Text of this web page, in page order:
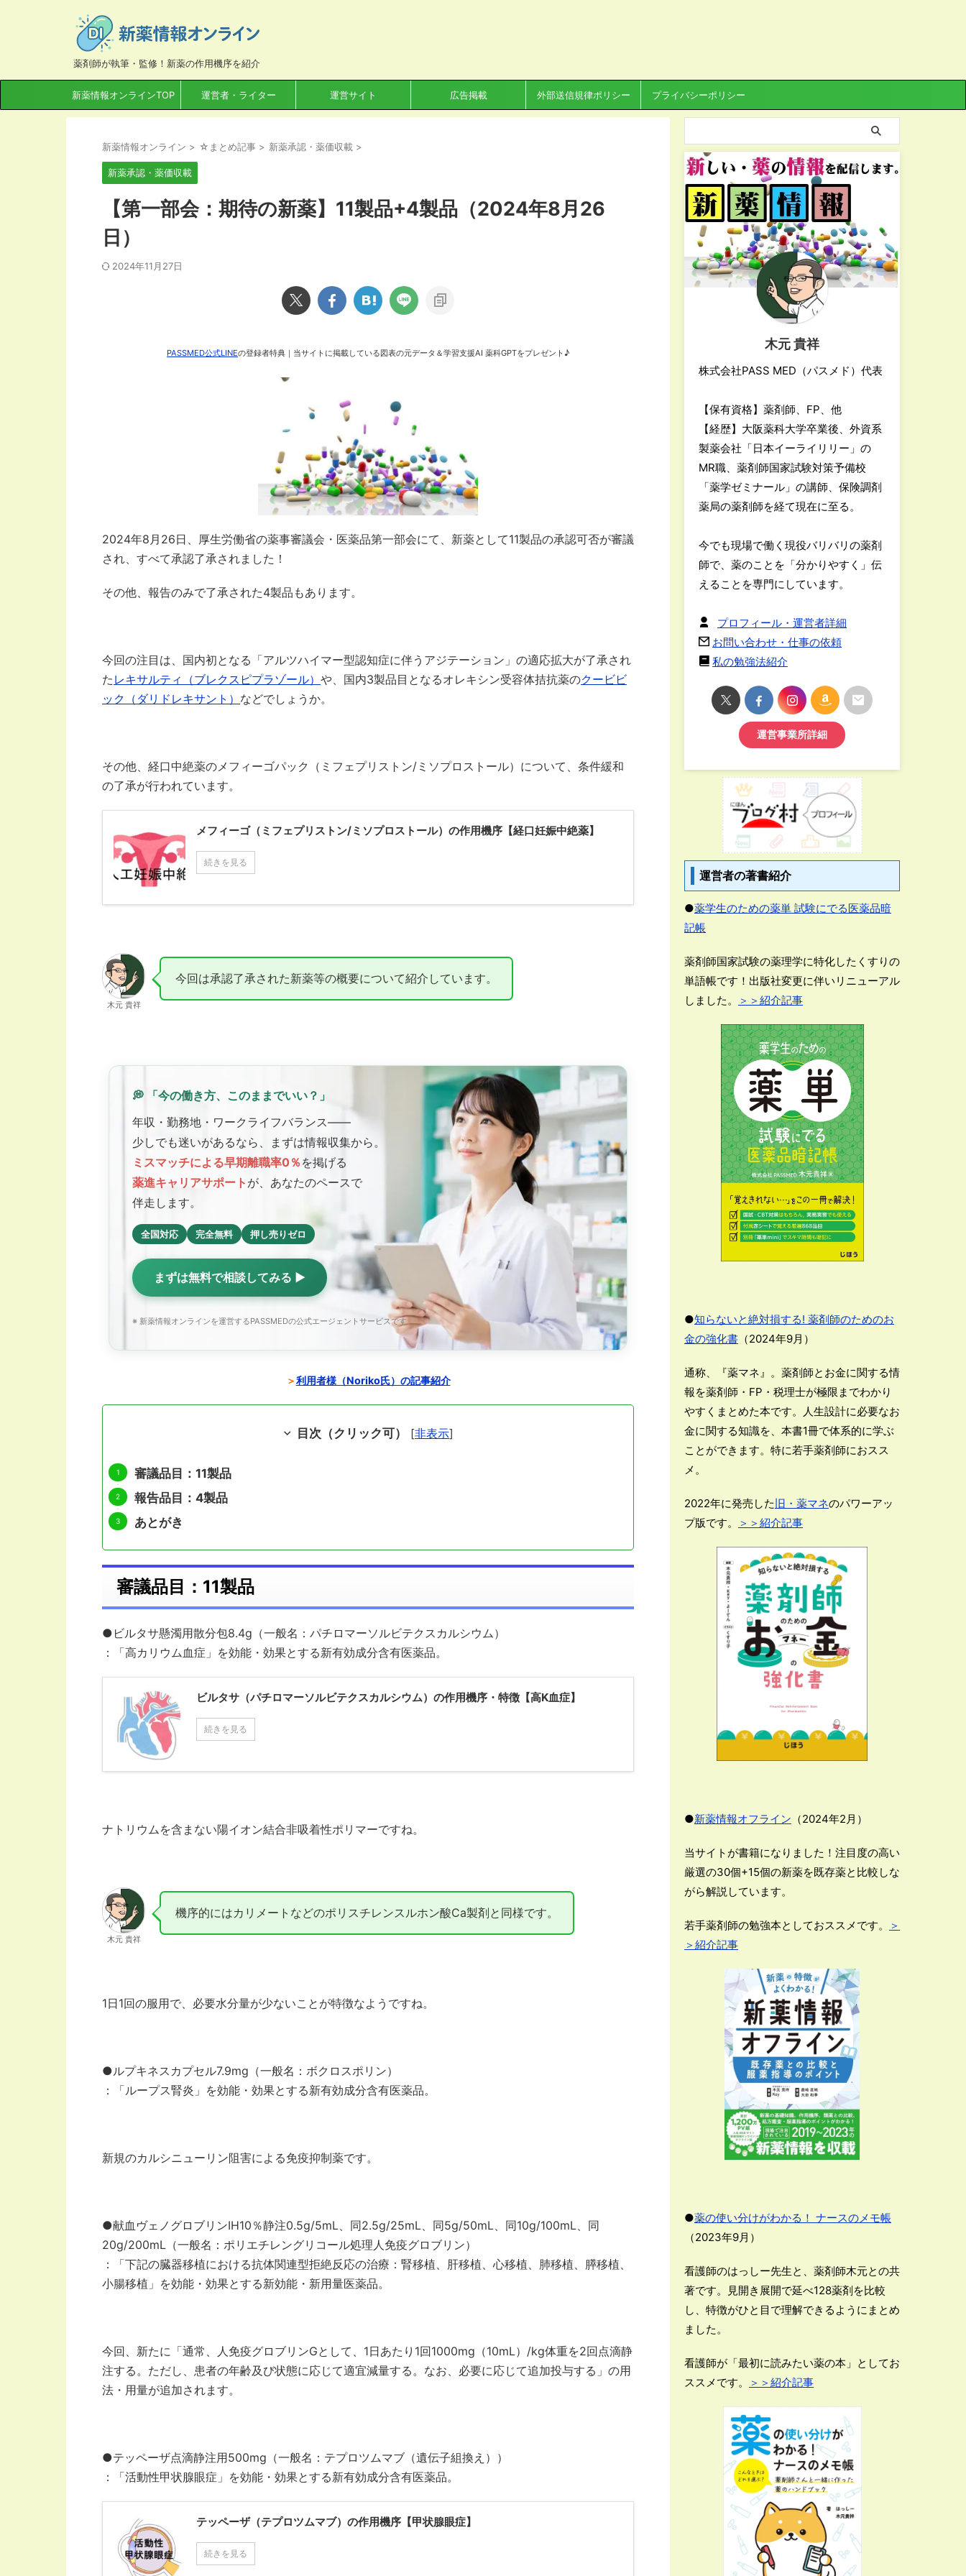
薬剤師が執筆・監修！新薬の作用機序を紹介
新薬情報オンラインTOP 運営者・ライター 運営サイト 広告掲載 外部送信規律ポリシー プライバシーポリシー
新薬情報オンライン > ☆まとめ記事 > 新薬承認・薬価収載 >
新薬承認・薬価収載
【第一部会：期待の新薬】11製品+4製品（2024年8月26
日）
2024年11月27日
PASSMED公式LINEの登録者特典｜当サイトに掲載している図表の元データ＆学習支援AI 薬科GPTをプレゼント♪
2024年8月26日、厚生労働省の薬事審議会・医薬品第一部会にて、新薬として11製品の承認可否が審議
され、すべて承認了承されました！
その他、報告のみで了承された4製品もあります。
今回の注目は、国内初となる「アルツハイマー型認知症に伴うアジテーション」の適応拡大が了承され
た レキサルティ（ブレクスピプラゾール） や、国内3製品目となるオレキシン受容体拮抗薬のクービビ
ック（ダリドレキサント） などでしょうか。
その他、経口中絶薬のメフィーゴパック（ミフェプリストン/ミソプロストール）について、条件緩和
の了承が行われています。
メフィーゴ（ミフェプリストン/ミソプロストール）の作用機序【経口妊娠中絶薬】
続きを見る
木元 貴祥
今回は承認了承された新薬等の概要について紹介しています。
💭 「今の働き方、このままでいい？」
年収・勤務地・ワークライフバランス——
少しでも迷いがあるなら、まずは情報収集から。
ミスマッチによる早期離職率0％ を掲げる
薬進キャリアサポート が、あなたのペースで
伴走します。
全国対応 完全無料 押し売りゼロ
まずは無料で相談してみる ▶
※ 新薬情報オンラインを運営するPASSMEDの公式エージェントサービスです
＞利用者様（Noriko氏）の記事紹介
目次（クリック可） [非表示]
審議品目：11製品
報告品目：4製品
あとがき
審議品目：11製品
●ビルタサ懸濁用散分包8.4g（一般名：パチロマーソルビテクスカルシウム）
：「高カリウム血症」を効能・効果とする新有効成分含有医薬品。
ビルタサ（パチロマーソルビテクスカルシウム）の作用機序・特徴【高K血症】
続きを見る
ナトリウムを含まない陽イオン結合非吸着性ポリマーですね。
木元 貴祥
機序的にはカリメートなどのポリスチレンスルホン酸Ca製剤と同様です。
1日1回の服用で、必要水分量が少ないことが特徴なようですね。
●ルプキネスカプセル7.9mg（一般名：ボクロスポリン）
：「ループス腎炎」を効能・効果とする新有効成分含有医薬品。
新規のカルシニューリン阻害による免疫抑制薬です。
●献血ヴェノグロブリンIH10％静注0.5g/5mL、同2.5g/25mL、同5g/50mL、同10g/100mL、同
20g/200mL（一般名：ポリエチレングリコール処理人免疫グロブリン）
：「下記の臓器移植における抗体関連型拒絶反応の治療：腎移植、肝移植、心移植、肺移植、膵移植、
小腸移植」を効能・効果とする新効能・新用量医薬品。
今回、新たに「通常、人免疫グロブリンGとして、1日あたり1回1000mg（10mL）/kg体重を2回点滴静
注する。ただし、患者の年齢及び状態に応じて適宜減量する。なお、必要に応じて追加投与する」の用
法・用量が追加されます。
●テッペーザ点滴静注用500mg（一般名：テプロツムマブ（遺伝子組換え））
：「活動性甲状腺眼症」を効能・効果とする新有効成分含有医薬品。
テッペーザ（テプロツムマブ）の作用機序【甲状腺眼症】
続きを見る
木元 貴祥
株式会社PASS MED（パスメド）代表
【保有資格】薬剤師、FP、他
【経歴】大阪薬科大学卒業後、外資系
製薬会社「日本イーライリリー」の
MR職、薬剤師国家試験対策予備校
「薬学ゼミナール」の講師、保険調剤
薬局の薬剤師を経て現在に至る。
今でも現場で働く現役バリバリの薬剤
師で、薬のことを「分かりやすく」伝
えることを専門にしています。
プロフィール・運営者詳細
お問い合わせ・仕事の依頼
私の勉強法紹介
運営事業所詳細
運営者の著書紹介
●薬学生のための薬単 試験にでる医薬品暗
記帳
薬剤師国家試験の薬理学に特化したくすりの
単語帳です！出版社変更に伴いリニューアル
しました。
＞＞紹介記事
●知らないと絶対損する! 薬剤師のためのお
金の強化書 （2024年9月）
通称、『薬マネ』。薬剤師とお金に関する情
報を薬剤師・FP・税理士が極限までわかり
やすくまとめた本です。人生設計に必要なお
金に関する知識を、本書1冊で体系的に学ぶ
ことができます。特に若手薬剤師におスス
メ。
2022年に発売した旧・薬マネのパワーアッ
プ版です。
＞＞紹介記事
●新薬情報オフライン （2024年2月）
当サイトが書籍になりました！注目度の高い
厳選の30個+15個の新薬を既存薬と比較しな
がら解説しています。
若手薬剤師の勉強本としておススメです。
＞
＞紹介記事
●薬の使い分けがわかる！ ナースのメモ帳
（2023年9月）
看護師のはっしー先生と、薬剤師木元との共
著です。見開き展開で延べ128薬剤を比較
し、特徴がひと目で理解できるようにまとめ
ました。
看護師が「最初に読みたい薬の本」としてお
ススメです。
＞＞紹介記事